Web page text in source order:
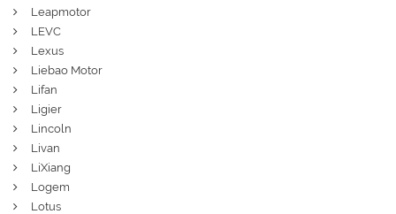
Leapmotor
LEVC
Lexus
Liebao Motor
Lifan
Ligier
Lincoln
Livan
LiXiang
Logem
Lotus